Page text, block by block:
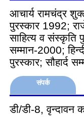
आचार्य रामचंद्र
पुरस्कार 1992;
साहित्य व संस्कृति
सम्मान-2000;
पुरस्कार; सौहार्द
संपर्क
डी/डी-8, वृन्दावन